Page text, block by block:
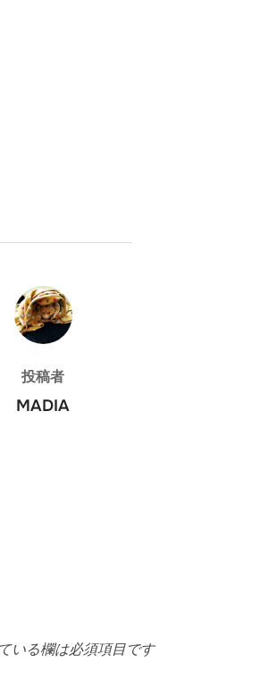
投稿者
投稿者
MADIA
いる欄は必須項目です